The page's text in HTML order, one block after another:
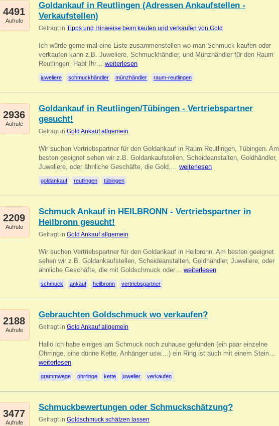
4491
Aufrufe
Goldankauf in Reutlingen (Adressen Ankaufstellen -
Verkaufstellen)
Gefragt in Tipps und Hinweise beim kaufen und verkaufen von Gold
Ich würde gerne mal eine Liste zusammenstellen wo man Schmuck kaufen oder
verkaufen kann z.B. Juweliere, Schmuckhändler, und Münzhändler für den Raum
Reutlingen. Habt Ihr… weiterlesen
juweliere schmuckhändler münzhändler raum-reutlingen
2936
Aufrufe
Goldankauf in Reutlingen/Tübingen - Vertriebspartner
gesucht!
Gefragt in Gold Ankauf allgemein
Wir suchen Vertriebspartner für den Goldankauf in Raum Reutlingen, Tübingen. Am
besten geeignet sehen wir z.B. Goldankaufstellen, Scheideanstalten, Goldhändler,
Juweliere, oder ähnliche Geschäfte, die Gold,… weiterlesen
goldankauf reutlingen tübingen
2209
Aufrufe
Schmuck Ankauf in HEILBRONN - Vertriebspartner in
Heilbronn gesucht!
Gefragt in Gold Ankauf allgemein
Wir suchen Vertriebspartner für den Goldankauf in Heilbronn. Am besten geeignet
sehen wir z.B. Goldankaufstellen, Scheideanstalten, Goldhändler, Juweliere, oder
ähnliche Geschäfte, die mit Goldschmuck oder… weiterlesen
schmuck ankauf heilbronn vertriebspartner
2188
Aufrufe
Gebrauchten Goldschmuck wo verkaufen?
Gefragt in Gold Ankauf allgemein
Hallo ich habe einiges am Schmuck noch zuhause gefunden (ein paar einzelne
Ohrringe, eine dünne Kette, Anhänger usw....) ein Ring ist auch mit einem Stein…
weiterlesen
grammwage ohrringe kette juwelier verkaufen
3477
Aufrufe
Schmuckbewertungen oder Schmuckschätzung?
Gefragt in Goldschmuck schätzen lassen